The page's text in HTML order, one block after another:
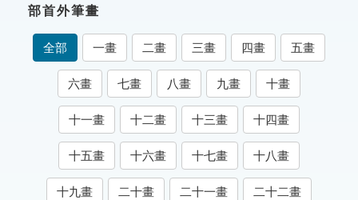
索引選單
知識索引
單字索引
生命大百科索引
遊戲專區
部首外筆畫
全部 一畫 二畫 三畫 四畫 五畫
六畫 七畫 八畫 九畫 十畫
十一畫 十二畫 十三畫 十四畫
十五畫 十六畫 十七畫 十八畫
十九畫 二十畫 二十一畫 二十二畫